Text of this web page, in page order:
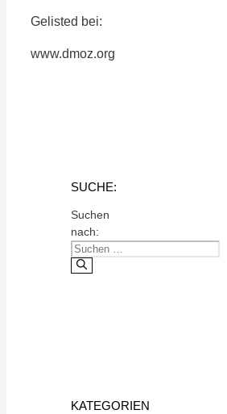
Gelisted bei:
www.dmoz.org
SUCHE:
Suchen
nach:
KATEGORIEN